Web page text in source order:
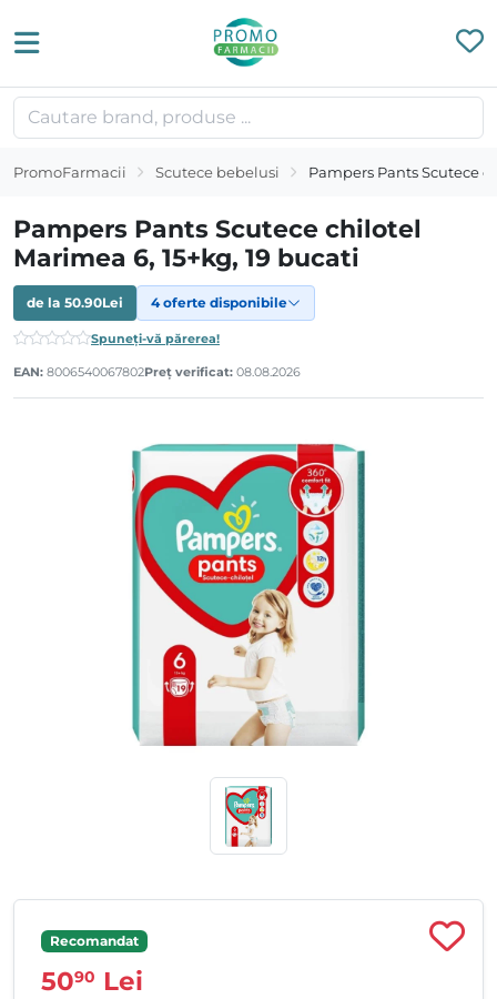
PromoFarmacii Scutece bebelusi Pampers Pants Scutece
Pampers Pants Scutece chilotel
Marimea 6, 15+kg, 19 bucati
de la 50.90Lei 4 oferte disponibile
Spuneți-vă părerea!
EAN: 8006540067802Preț verificat: 08.08.2026
Recomandat
5090 Lei